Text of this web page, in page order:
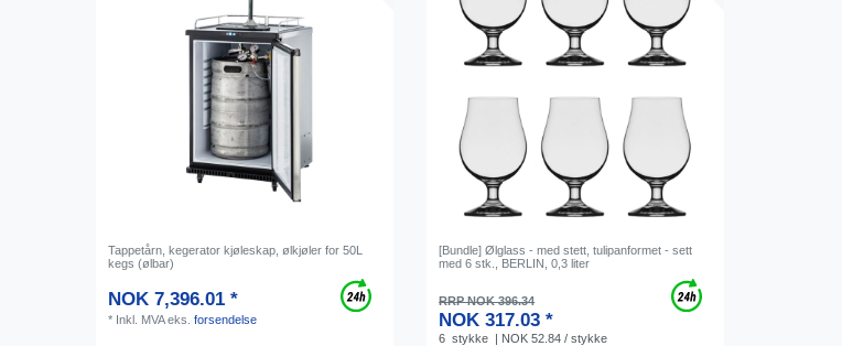
Tappetårn, kegerator kjøleskap, ølkjøler for 50L
kegs (ølbar)
NOK 7,396.01 *
* Inkl. MVAeks.forsendelse
[Bundle] Ølglass - med stett, tulipanformet - sett
med 6 stk., BERLIN, 0,3 liter
RRP NOK 396.34
NOK 317.03 *
6 stykke | NOK 52.84 / stykke